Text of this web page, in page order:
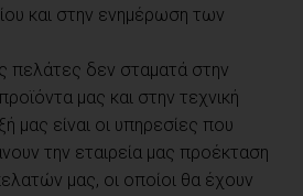
και στην ενημέρωση των
πελάτες δεν σταματά στην
μας και στην τεχνική
μας είναι οι υπηρεσίες που
την εταιρεία μας προέκταση
μας, οι οποίοι θα έχουν